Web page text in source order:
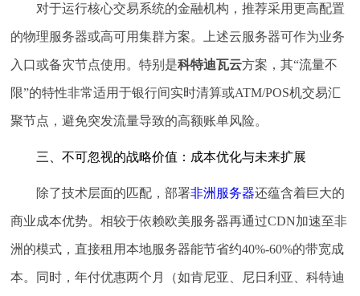
对于运行核心交易系统的金融机构，推荐采用更高配置
的物理服务器或高可用集群方案。上述云服务器可作为业务
入口或备灾节点使用。特别是科特迪瓦云方案，其“流量不
限”的特性非常适用于银行间实时清算或ATM/POS机交易汇
聚节点，避免突发流量导致的高额账单风险。
三、不可忽视的战略价值：成本优化与未来扩展
除了技术层面的匹配，部署非洲服务器还蕴含着巨大的
商业成本优势。相较于依赖欧美服务器再通过CDN加速至非
洲的模式，直接租用本地服务器能节省约40%-60%的带宽成
本。同时，年付优惠两个月（如肯尼亚、尼日利亚、科特迪